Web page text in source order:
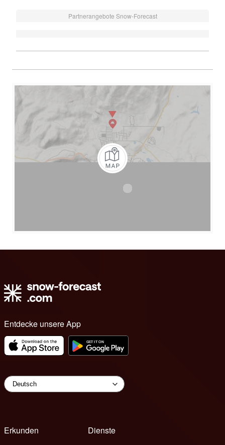
Partnerangebote Snow-Forecast
Entdecke unsere App
Erkunden
Dienste